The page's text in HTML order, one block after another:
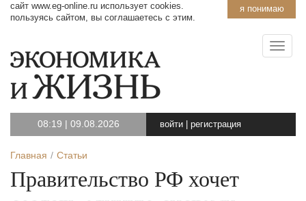
я понимаю
сайт www.eg-online.ru использует cookies.
пользуясь сайтом, вы соглашаетесь с этим.
08:19 | 09.08.2026 войти регистрация
Главная Статьи
Правительство РФ хочет